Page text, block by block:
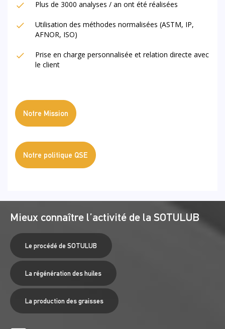
Plus de 3000 analyses / an ont été réalisées
Utilisation des méthodes normalisées (ASTM, IP,
AFNOR, ISO)
Prise en charge personnalisée et relation directe avec
le client
Notre Mission
Notre politique QSE
Mieux connaître l’activité de la SOTULUB
Le procédé de SOTULUB
La régénération des huiles
La production des graisses